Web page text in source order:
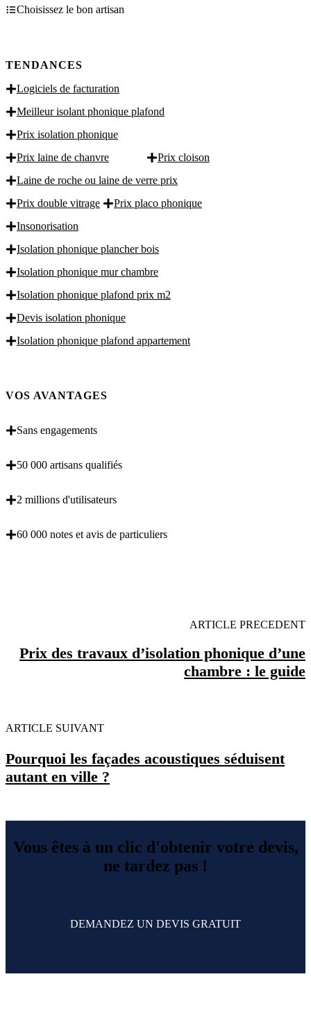
Choisissez le bon artisan
TENDANCES
Logiciels de facturation
Meilleur isolant phonique plafond
Prix isolation phonique
Prix laine de chanvre
Prix cloison
Laine de roche ou laine de verre prix
Prix double vitrage
Prix placo phonique
Insonorisation
Isolation phonique plancher bois
Isolation phonique mur chambre
Isolation phonique plafond prix m2
Devis isolation phonique
Isolation phonique plafond appartement
VOS AVANTAGES
Sans engagements
50 000 artisans qualifiés
2 millions d'utilisateurs
60 000 notes et avis de particuliers
ARTICLE PRECEDENT
Prix des travaux d’isolation phonique d’une
chambre : le guide
ARTICLE SUIVANT
Pourquoi les façades acoustiques séduisent
autant en ville ?
Vous êtes à un clic d'obtenir votre devis,
ne tardez pas !
DEMANDEZ UN DEVIS GRATUIT